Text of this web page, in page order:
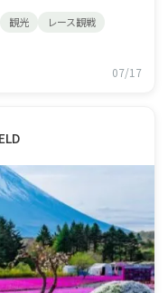
E-BIKE」で富士スピ
抜ける！ 富士山の
観光 レース観戦
07/17